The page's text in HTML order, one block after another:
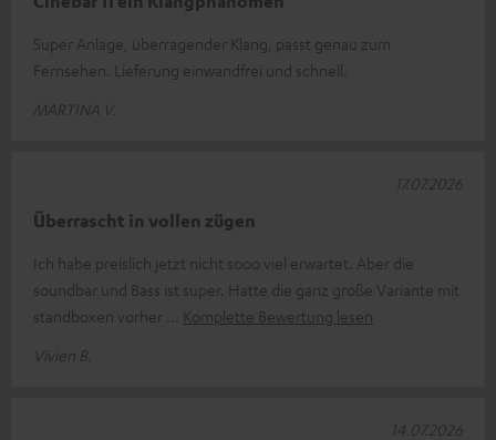
Super Anlage, überragender Klang, passt genau zum
Fernsehen. Lieferung einwandfrei und schnell.
MARTINA V.
Überrascht in vollen zügen
Ich habe preislich jetzt nicht sooo viel erwartet. Aber die
soundbar und Bass ist super. Hatte die ganz große Variante mit
standboxen vorher
Komplette Bewertung lesen
Vivien B.
17.07.2026
14.07.2026